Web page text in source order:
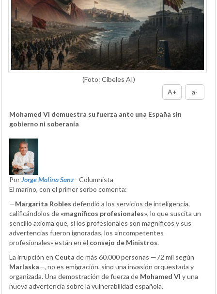
(Foto: Cibeles AI)
A+
a-
Mohamed VI demuestra su fuerza ante una España sin
gobierno ni soberanía
PorJorge Molina Sanz - Columnista
El marino, con el primer sorbo comenta:
—Margarita Robles defendió a los servicios de inteligencia,
calificándolos de «magníficos profesionales», lo que suscita un
sencillo axioma que, si los profesionales son magníficos y sus
advertencias fueron ignoradas, los «incompetentes
profesionales» están en el consejo de Ministros.
La irrupción en Ceuta de más 60.000 personas —72 mil según
Marlaska—, no es emigración, sino una invasión orquestada y
organizada. Una demostración de fuerza de Mohamed VI y una
nueva advertencia sobre la vulnerabilidad española.